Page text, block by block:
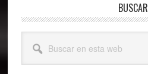
BUSCAR
esta